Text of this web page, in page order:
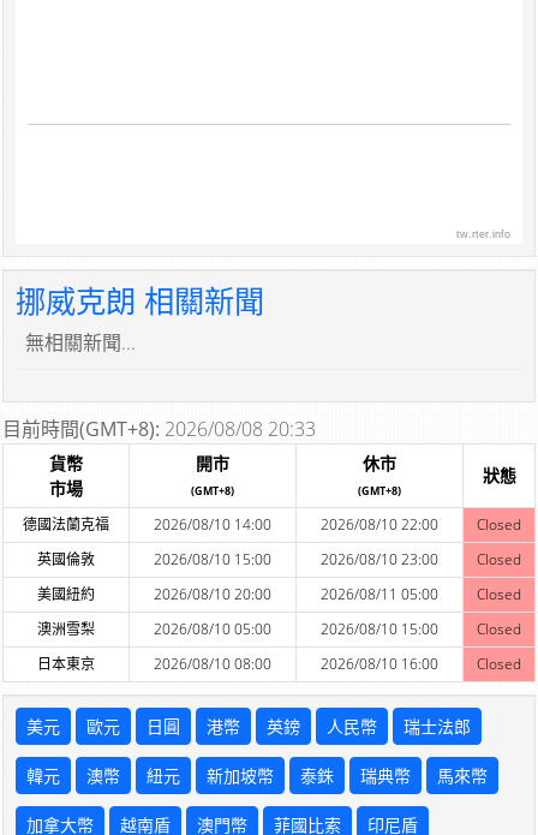
tw.rter.info
挪威克朗 相關新聞
無相關新聞...
目前時間(GMT+8): 2026/08/08 20:33
貨幣
市場
開市
(GMT+8)
休市
(GMT+8)
狀態
德國法蘭克福 2026/08/10 14:00 2026/08/10 22:00
Closed
英國倫敦
2026/08/10 15:00 2026/08/10 23:00
Closed
美國紐約
2026/08/10 20:00 2026/08/11 05:00
Closed
澳洲雪梨
2026/08/10 05:00 2026/08/10 15:00
Closed
日本東京
2026/08/10 08:00 2026/08/10 16:00 Closed
美元 歐元 日圓 港幣 英鎊 人民幣 瑞士法郎
韓元 澳幣 紐元 新加坡幣 泰銖 瑞典幣 馬來幣
加拿大幣 越南盾 澳門幣 菲國比索 印尼盾